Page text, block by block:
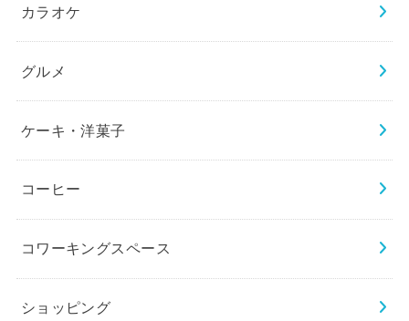
カラオケ
グルメ
ケーキ・洋菓子
コーヒー
コワーキングスペース
ショッピング